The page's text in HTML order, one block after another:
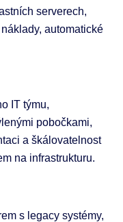
serverech,
automatické
IT týmu,
pobočkami,
a škálovatelnost
na infrastrukturu.
s legacy systémy,